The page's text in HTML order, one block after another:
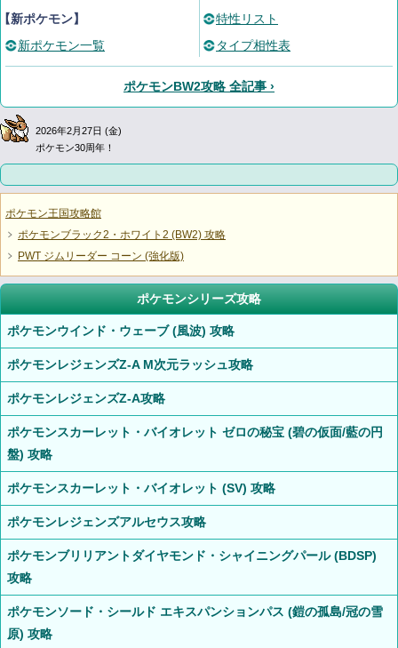
新ポケモン】
新ポケモン一覧
特性リスト
タイプ相性表
ポケモンBW2攻略 全記事 ›
2026年2月27日 (金)
ポケモン30周年！
ポケモン王国攻略館
ポケモンブラック2・ホワイト2 (BW2) 攻略
PWT ジムリーダー コーン (強化版)
ポケモンシリーズ攻略
ポケモンウインド・ウェーブ (風波) 攻略
ポケモンレジェンズZ-A M次元ラッシュ攻略
ポケモンレジェンズZ-A攻略
ポケモンスカーレット・バイオレット ゼロの秘宝 (碧の仮面/藍の円
盤) 攻略
ポケモンスカーレット・バイオレット (SV) 攻略
ポケモンレジェンズアルセウス攻略
ポケモンブリリアントダイヤモンド・シャイニングパール (BDSP)
攻略
ポケモンソード・シールド エキスパンションパス (鎧の孤島/冠の雪
原) 攻略